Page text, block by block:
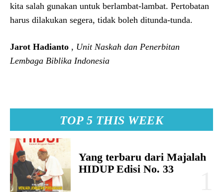
TOP 5 THIS WEEK
Yang terbaru dari Majalah
HIDUP Edisi No. 33
kita salah gunakan untuk berlambat-lambat. Pertobatan
harus dilakukan segera, tidak boleh ditunda-tunda.
Jarot Hadianto , Unit Naskah dan Penerbitan
Lembaga Biblika Indonesia